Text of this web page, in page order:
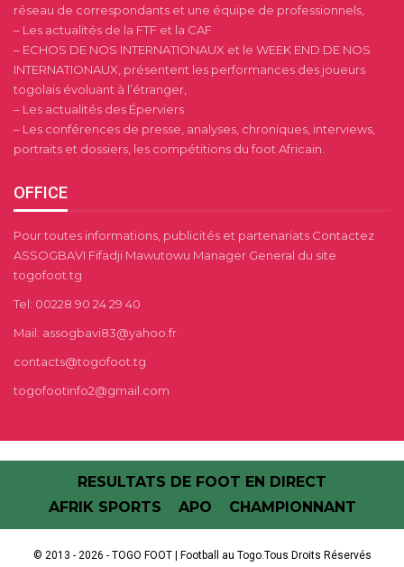
réseau de correspondants et une équipe de professionnels,
– Les actualités de la FTF et la CAF
– ECHOS DE NOS INTERNATIONAUX et le WEEK END DE NOS
INTERNATIONAUX, présentent les performances des joueurs
togolais évoluant à l’étranger,
– Les actualités des Éperviers
– Les conférences de presse, analyses, chroniques, interviews,
portraits et dossiers, les compétitions du foot Africain.
OFFICE
Pour toutes informations, publicités et partenariats Contactez
ASSOGBAVI Fifadji Mawutowu Manager General du site
togofoot.tg
Tel: 00228 90 24 29 40
Mail: assogbavi83@yahoo.fr
contacts@togofoot.tg
togofootinfo2@gmail.com
RESULTATS DE FOOT EN DIRECT
AFRIK SPORTS
APO CHAMPIONNANT
© 2013 - 2026 - TOGO FOOT | Football au Togo.Tous Droits Réservés